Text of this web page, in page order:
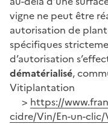
vigne ne peut être
autorisation de
spécifiques
d’autorisation
dématérialisé,
Vitiplantation
> https://
cidre/Vin/En-un-